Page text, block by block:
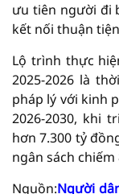
ưu tiên người đi
kết nối thuận
Lộ trình thực
2025-2026 là
pháp lý với kinh
2026-2030, khi
hơn 7.300 tỷ
ngân sách chiếm
Nguồn:Người